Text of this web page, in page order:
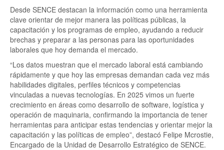
Desde SENCE destacan la información como una herramienta
clave orientar de mejor manera las políticas públicas, la
capacitación y los programas de empleo, ayudando a reducir
brechas y preparar a las personas para las oportunidades
laborales que hoy demanda el mercado.
“Los datos muestran que el mercado laboral está cambiando
rápidamente y que hoy las empresas demandan cada vez más
habilidades digitales, perfiles técnicos y competencias
vinculadas a nuevas tecnologías. En 2025 vimos un fuerte
crecimiento en áreas como desarrollo de software, logística y
operación de maquinaria, confirmando la importancia de tener
herramientas para anticipar estas tendencias y orientar mejor la
capacitación y las políticas de empleo”, destacó Felipe Mcrostie,
Encargado de la Unidad de Desarrollo Estratégico de SENCE.